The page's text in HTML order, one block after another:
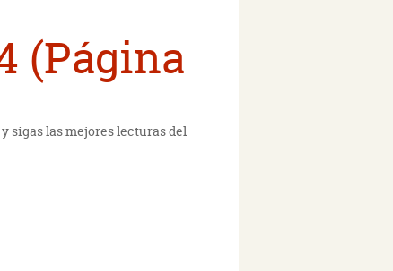
(Página
sigas las mejores lecturas del